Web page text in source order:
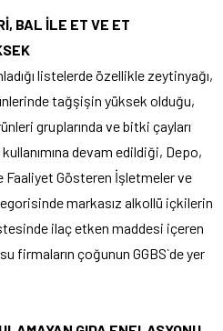
BAL İLE ET VE ET
listelerde özellikle zeytinyağı,
tağşişin yüksek olduğu,
gruplarında ve bitki çayları
devam edildiği, Depo,
Faaliyet Gösteren İşletmeler ve
markasız alkollü içkilerin
ilaç etken maddesi içeren
firmaların çoğunun GGBS`de yer